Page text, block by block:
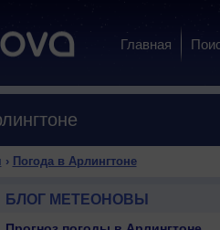
Главная
› Погода в Арлингтоне
БЛОГ МЕТЕОНОВЫ